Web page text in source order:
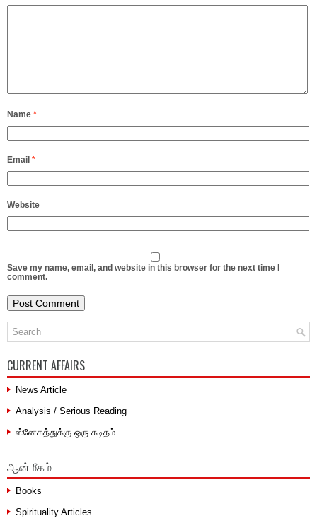
Name *
Email *
Website
Save my name, email, and website in this browser for the next time I
comment.
CURRENT AFFAIRS
News Article
Analysis / Serious Reading
ஸ்னேகத்துக்கு ஒரு கடிதம்
ஆன்மீகம்
Books
Spirituality Articles